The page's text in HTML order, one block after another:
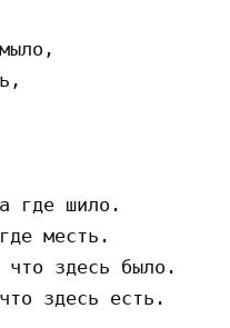
где шило.
месть.
здесь было.
здесь есть.